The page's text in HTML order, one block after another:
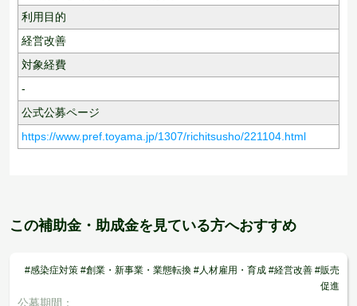
利用目的
経営改善
対象経費
-
公式公募ページ
https://www.pref.toyama.jp/1307/richitsusho/221104.html
この補助金・助成金を見ている方へおすすめ
#感染症対策 #創業・新事業・業態転換 #人材雇用・育成 #経営改善 #販売
促進
公募期間：